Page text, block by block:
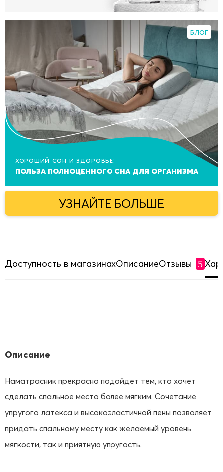
Доступность в магазинахОписаниеОтзывы 5
Описание
Наматрасник прекрасно подойдет тем, кто хочет
сделать спальное место более мягким. Сочетание
упругого латекса и высокоэластичной пены позволяет
придать спальному месту как желаемый уровень
мягкости, так и приятную упругость.
БЛОГ
Хороший сон и здоровье:
польза полноценного сна для организма
УЗНАЙТЕ БОЛЬШЕ